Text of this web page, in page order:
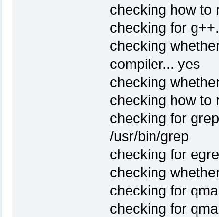
checking how to
checking for
checking
compiler... yes
checking
checking how to
checking for
/usr/bin/grep
checking for
checking
checking for
checking for